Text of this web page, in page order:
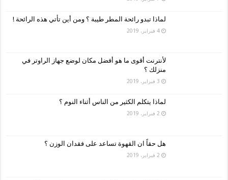
لماذا تبدو رائحة المطر طيبة ؟ ومن أين تأتي هذه الرائحة !
4 فبراير، 2019
لأنترنت أقوى ما هو أفضل مكان لوضع جهاز الراوتر في
منزلك ؟
3 فبراير، 2019
لماذا يتكلم الكثير من الناس أثناء النوم ؟
2 فبراير، 2019
هل حقاً ان القهوة تساعد على فقدان الوزن ؟
2 فبراير، 2019